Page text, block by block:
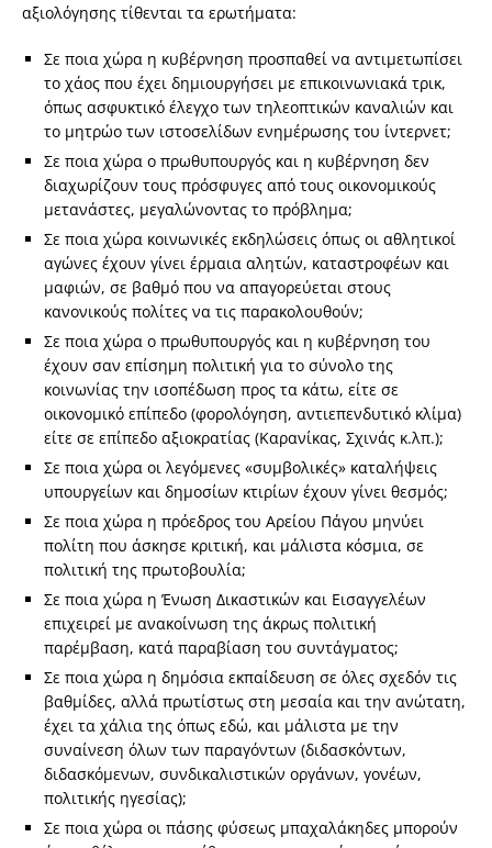
αξιολόγησης τίθενται τα ερωτήματα:
Σε ποια χώρα η κυβέρνηση προσπαθεί να αντιμετωπίσει
το χάος που έχει δημιουργήσει με επικοινωνιακά τρικ,
όπως ασφυκτικό έλεγχο των τηλεοπτικών καναλιών και
το μητρώο των ιστοσελίδων ενημέρωσης του ίντερνετ;
Σε ποια χώρα ο πρωθυπουργός και η κυβέρνηση δεν
διαχωρίζουν τους πρόσφυγες από τους οικονομικούς
μετανάστες, μεγαλώνοντας το πρόβλημα;
Σε ποια χώρα κοινωνικές εκδηλώσεις όπως οι αθλητικοί
αγώνες έχουν γίνει έρμαια αλητών, καταστροφέων και
μαφιών, σε βαθμό που να απαγορεύεται στους
κανονικούς πολίτες να τις παρακολουθούν;
Σε ποια χώρα ο πρωθυπουργός και η κυβέρνηση του
έχουν σαν επίσημη πολιτική για το σύνολο της
κοινωνίας την ισοπέδωση προς τα κάτω, είτε σε
οικονομικό επίπεδο (φορολόγηση, αντιεπενδυτικό κλίμα)
είτε σε επίπεδο αξιοκρατίας (Καρανίκας, Σχινάς κ.λπ.);
Σε ποια χώρα οι λεγόμενες «συμβολικές» καταλήψεις
υπουργείων και δημοσίων κτιρίων έχουν γίνει θεσμός;
Σε ποια χώρα η πρόεδρος του Αρείου Πάγου μηνύει
πολίτη που άσκησε κριτική, και μάλιστα κόσμια, σε
πολιτική της πρωτοβουλία;
Σε ποια χώρα η Ένωση Δικαστικών και Εισαγγελέων
επιχειρεί με ανακοίνωση της άκρως πολιτική
παρέμβαση, κατά παραβίαση του συντάγματος;
Σε ποια χώρα η δημόσια εκπαίδευση σε όλες σχεδόν τις
βαθμίδες, αλλά πρωτίστως στη μεσαία και την ανώτατη,
έχει τα χάλια της όπως εδώ, και μάλιστα με την
συναίνεση όλων των παραγόντων (διδασκόντων,
διδασκόμενων, συνδικαλιστικών οργάνων, γονέων,
πολιτικής ηγεσίας);
Σε ποια χώρα οι πάσης φύσεως μπαχαλάκηδες μπορούν